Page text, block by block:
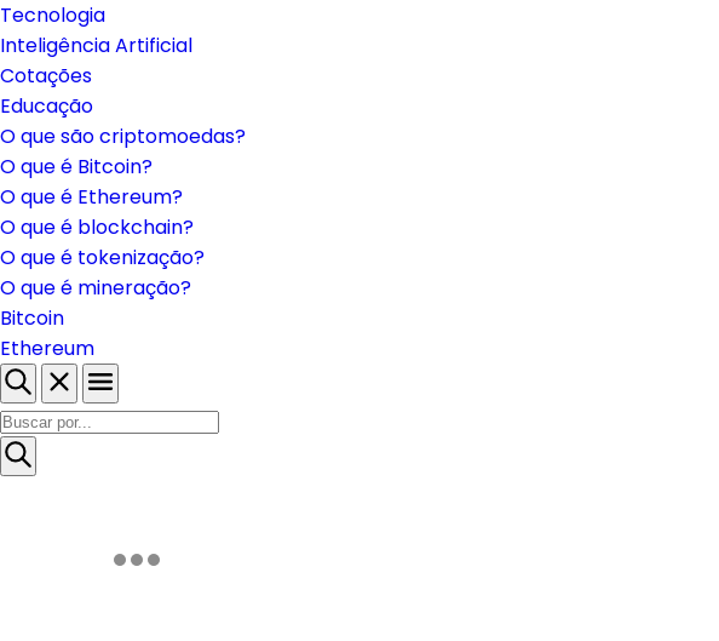
Tecnologia
Inteligência Artificial
Cotações
Educação
O que são criptomoedas?
O que é Bitcoin?
O que é Ethereum?
O que é blockchain?
O que é tokenização?
O que é mineração?
Bitcoin
Ethereum